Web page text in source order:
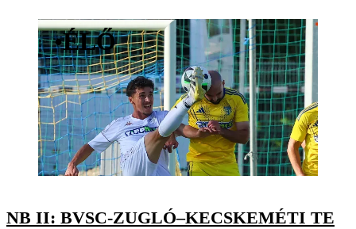
•ÉLŐ
NB II: BVSC-ZUGLÓ–KECSKEMÉTI TE